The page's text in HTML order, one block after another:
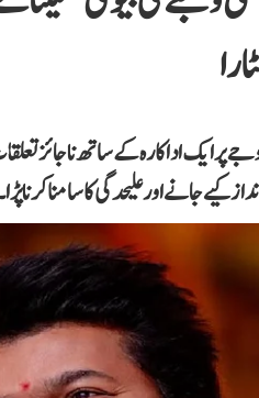
پر ایک اداکارہ کے ساتھ ناجائز
کیے جانے اور علیحدگی کا سامنا کرنا